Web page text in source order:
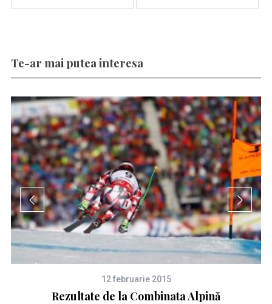
Te-ar mai putea interesa
12 februarie 2015
Rezultate de la Combinata Alpină